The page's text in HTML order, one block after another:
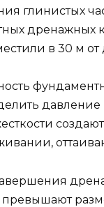
глинистых
дренажных
в 30 м от
давление
превышают